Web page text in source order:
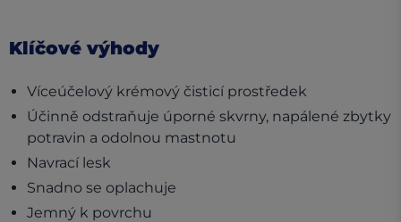
Klíčové výhody
Víceúčelový krémový čisticí prostředek
Účinně odstraňuje úporné skvrny, napálené zbytky
potravin a odolnou mastnotu
Navrací lesk
Snadno se oplachuje
Jemný k povrchu